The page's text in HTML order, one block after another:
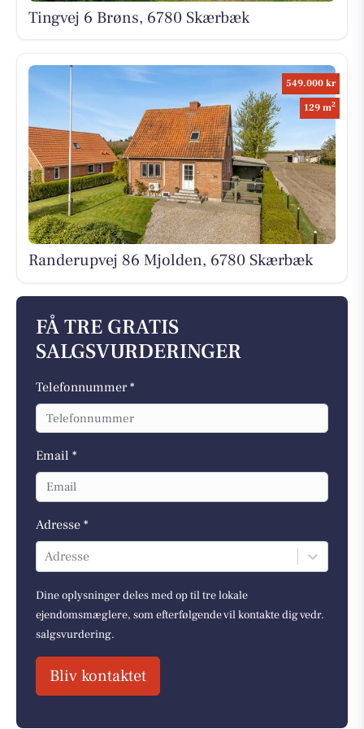
Tingvej 6 Brøns, 6780 Skærbæk
549.000 kr
129 m2
Randerupvej 86 Mjolden, 6780 Skærbæk
FÅ TRE GRATIS
SALGSVURDERINGER
Telefonnummer *
Email *
Adresse *
Adresse
Dine oplysninger deles med op til tre lokale
ejendomsmæglere, som efterfølgende vil kontakte dig vedr.
salgsvurdering.
Bliv kontaktet